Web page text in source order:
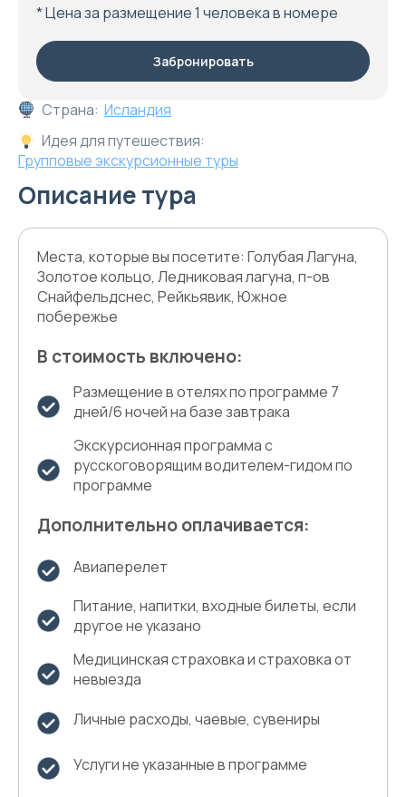
Страна: Исландия
Идея для путешествия:
Групповые экскурсионные туры
Описание тура
Места, которые вы посетите: Голубая Лагуна,
Золотое кольцо, Ледниковая лагуна, п-ов
Снайфельдснес, Рейкьявик, Южное
побережье
В стоимость включено:
Размещение в отелях по программе 7
дней/6 ночей на базе завтрака
Экскурсионная программа c
русскоговорящим водителем-гидом по
программе
Дополнительно оплачивается:
Авиаперелет
Питание, напитки, входные билеты, если
другое не указано
Медицинская страховка и страховка от
невыезда
Личные расходы, чаевые, сувениры
Услуги не указанные в программе
* Цена за размещение 1 человека в номере
Забронировать